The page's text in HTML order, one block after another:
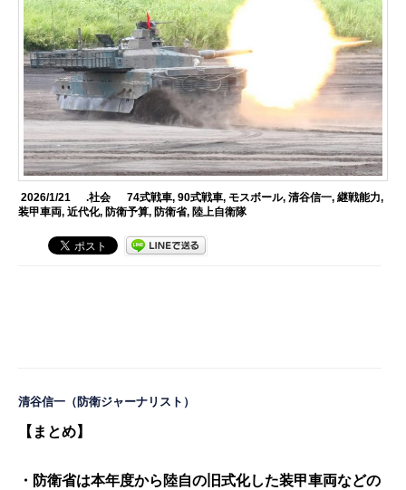
2026/1/21 .社会 74式戦車, 90式戦車, モスボール, 清谷信一, 継戦能力,
装甲車両,近代化, 防衛予算, 防衛省, 陸上自衛隊
清谷信一 （防衛ジャーナリスト）
【まとめ】
・防衛省は本年度から陸自の旧式化した装甲車両などの